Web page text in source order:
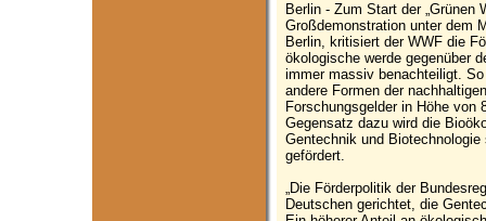
Berlin - Zum Start der „Grünen
Großdemonstration unter dem
Berlin, kritisiert der WWF die
ökologische werde gegenüber
immer massiv benachteiligt.
andere Formen der
Forschungsgelder in Höhe
Gegensatz dazu wird die
Gentechnik und
gefördert.
„Die Förderpolitik der
Deutschen gerichtet, die